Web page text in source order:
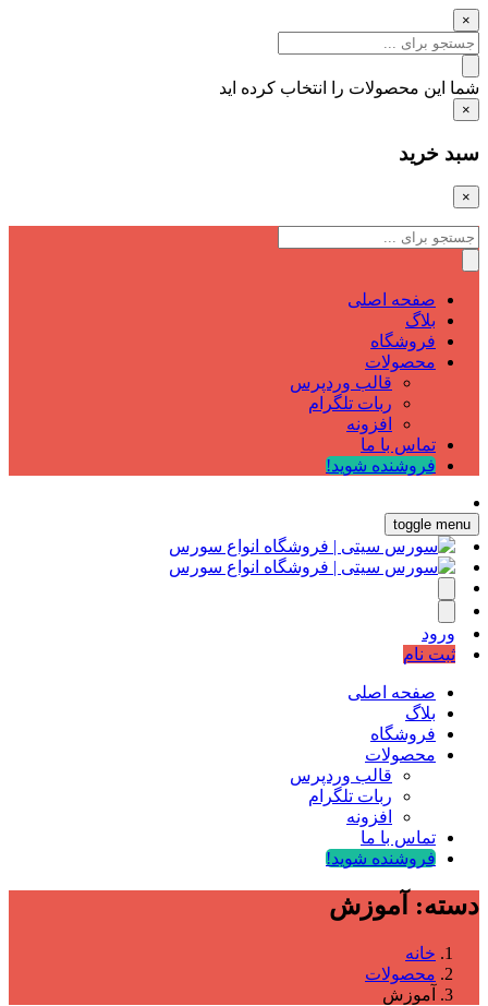
×
شما این محصولات را انتخاب کرده اید
×
سبد خرید
×
صفحه اصلی
بلاگ
فروشگاه
محصولات
قالب وردپرس
ربات تلگرام
افزونه
تماس با ما
فروشنده شوید!
toggle menu
ورود
ثبت نام
صفحه اصلی
بلاگ
فروشگاه
محصولات
قالب وردپرس
ربات تلگرام
افزونه
تماس با ما
فروشنده شوید!
دسته: آموزش
خانه
محصولات
آموزش